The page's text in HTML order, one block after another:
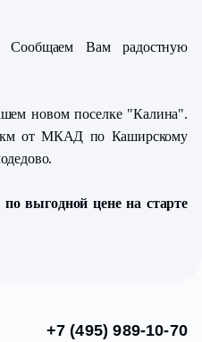
Сообщаем Вам радостную
новом поселке "Калина".
км от МКАД по Каширскому
по выгодной цене на старте
+7 (495) 989-10-70